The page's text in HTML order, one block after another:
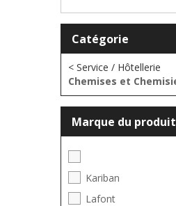
Catégorie
< Service / Hôtellerie
Chemises et
Marque du produit
Kariban
Lafont